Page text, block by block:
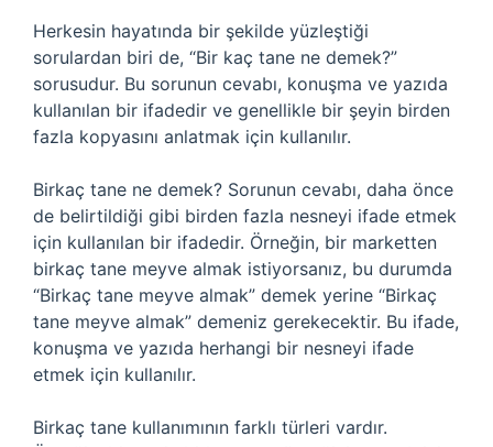
Herkesin hayatında bir şekilde yüzleştiği
sorulardan biri de, “Bir kaç tane ne demek?”
sorusudur. Bu sorunun cevabı, konuşma ve yazıda
kullanılan bir ifadedir ve genellikle bir şeyin birden
fazla kopyasını anlatmak için kullanılır.
Birkaç tane ne demek? Sorunun cevabı, daha önce
de belirtildiği gibi birden fazla nesneyi ifade etmek
için kullanılan bir ifadedir. Örneğin, bir marketten
birkaç tane meyve almak istiyorsanız, bu durumda
“Birkaç tane meyve almak” demek yerine “Birkaç
tane meyve almak” demeniz gerekecektir. Bu ifade,
konuşma ve yazıda herhangi bir nesneyi ifade
etmek için kullanılır.
Birkaç tane kullanımının farklı türleri vardır.